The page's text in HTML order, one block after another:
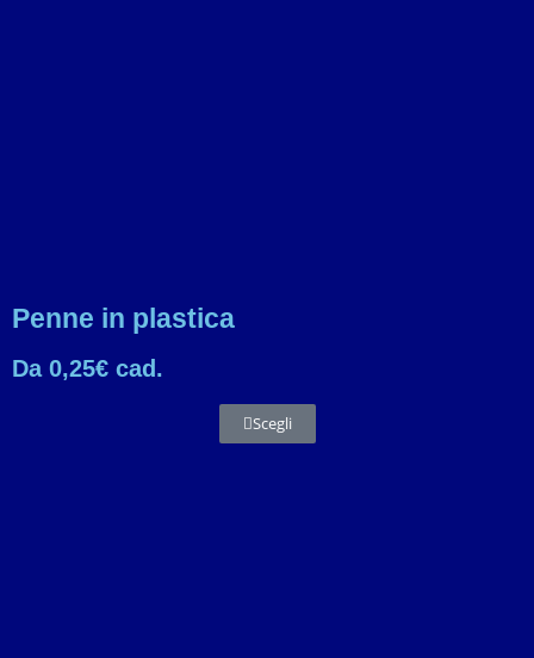
Penne in plastica
Da 0,25€ cad.
Scegli